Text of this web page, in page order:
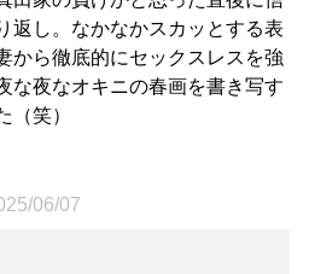
返し。なかなかスカッとする表
から徹底的にセックスレスを強
な夜なオキニの春画を書き写す
（笑）
06/07